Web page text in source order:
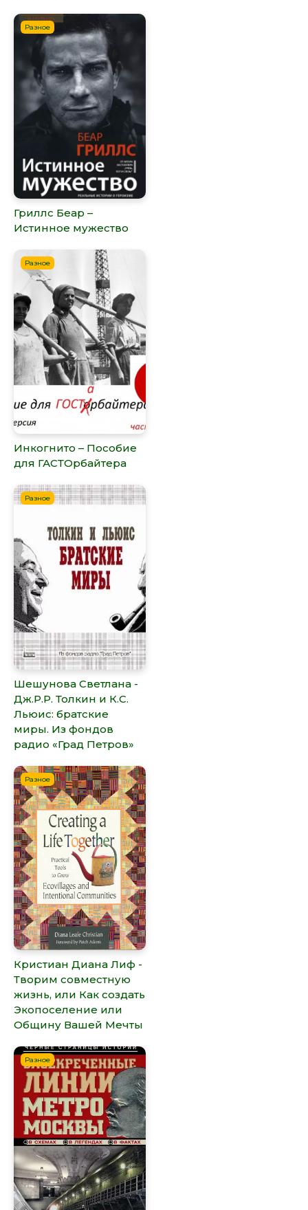
Разное
Гриллс Беар –
Истинное мужество
Разное
Инкогнито – Пособие
для ГАСТОрбайтера
Разное
Шешунова Светлана -
Дж.Р.Р. Толкин и К.С.
Льюис: братские
миры. Из фондов
радио «Град Петров»
Разное
Кристиан Диана Лиф -
Творим совместную
жизнь, или Как создать
Экопоселение или
Общину Вашей Мечты
Разное